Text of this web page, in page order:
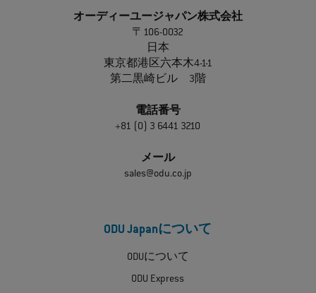
オーディーユージャパン株式会社
〒106-0032
日本
東京都港区六本木4-1-1
第二黒崎ビル 3階
電話番号
+81 (0) 3 6441 3210
メール
sales@odu.co.jp
ODU Japanについて
ODUについて
ODU Express